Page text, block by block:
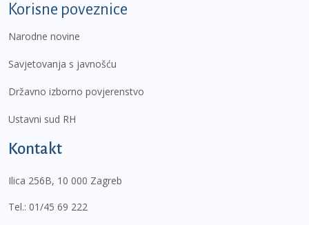
Korisne poveznice
Narodne novine
Savjetovanja s javnošću
Državno izborno povjerenstvo
Ustavni sud RH
Kontakt
Ilica 256B, 10 000 Zagreb
Tel.: 01/45 69 222